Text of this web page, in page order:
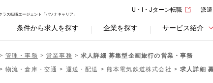
ラス転職エージェント「パソナキャリア」
U・I・Jターン転職 派遣
条件から求人を探す 企業を探す サービス紹介
管理・事務 営業事務
求人詳細 募集型企画旅行の営業・事務
物流・倉庫・交通 運送・配送 熊本電気鉄道株式会社 求人詳細